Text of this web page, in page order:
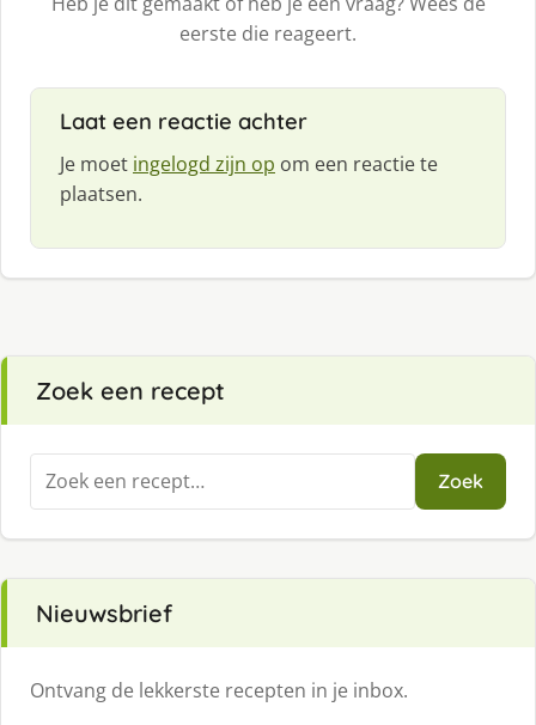
eerste die reageert.
Laat een reactie achter
Je moet ingelogd zijn op om een reactie te
plaatsen.
Zoek een recept
Zoeken
naar:
Zoek
Nieuwsbrief
Ontvang de lekkerste recepten in je inbox.